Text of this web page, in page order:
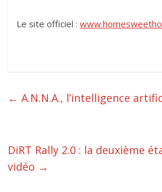
Le site officiel :
← A.N.N.A., l’intelligence
DiRT Rally 2.0 : la deuxième
vidéo →